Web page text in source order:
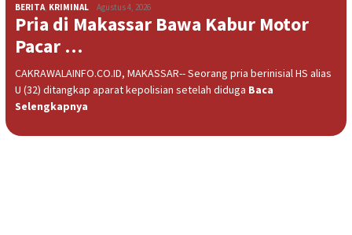
BERITA, KRIMINAL Agustus 4, 2026
Pria di Makassar Bawa Kabur Motor
Pacar …
CAKRAWALAINFO.CO.ID, MAKASSAR-- Seorang pria berinisial HS alias
U (32) ditangkap aparat kepolisian setelah diduga Baca
Selengkapnya